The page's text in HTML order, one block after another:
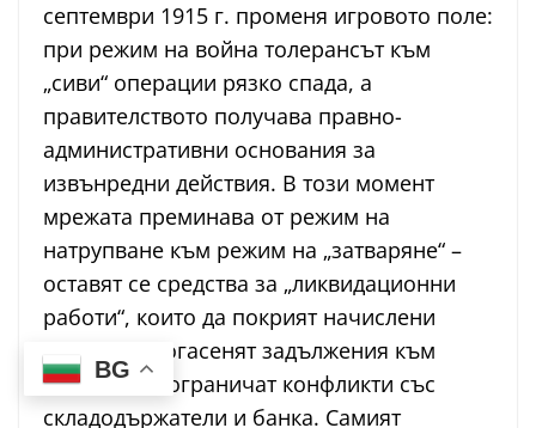
септември 1915 г. променя игровото поле:
при режим на война толерансът към
„сиви“ операции рязко спада, а
правителството получава правно-
административни основания за
извънредни действия. В този момент
мрежата преминава от режим на
натрупване към режим на „затваряне“ –
оставят се средства за „ликвидационни
работи“, които да покрият начислени
наеми, да погасенят задължения към
агенти и да ограничат конфликти със
складодържатели и банка. Самият
BG